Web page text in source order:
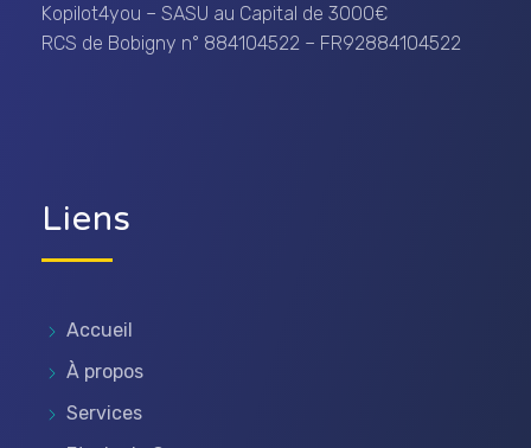
Kopilot4you – SASU au Capital de 3000€
RCS de Bobigny n° 884104522 – FR92884104522
Liens
Accueil
À propos
Services